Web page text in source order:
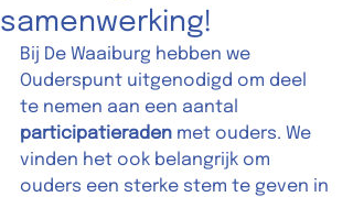
samenwerking!
Bij De Waaiburg hebben we
Ouderspunt uitgenodigd om deel
te nemen aan een aantal
participatieraden met ouders. We
vinden het ook belangrijk om
ouders een sterke stem te geven in